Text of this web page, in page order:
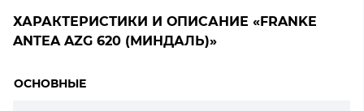
ХАРАКТЕРИСТИКИ И ОПИСАНИЕ «FRANKE
ANTEA AZG 620 (МИНДАЛЬ)»
ОСНОВНЫЕ